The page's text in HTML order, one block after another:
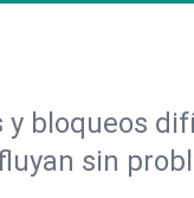
bloqueos
sin